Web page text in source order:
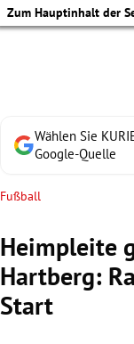
Zum Hauptinhalt der
Wählen Sie
Google-Quelle
Fußball
Heimpleite
Hartberg:
Start